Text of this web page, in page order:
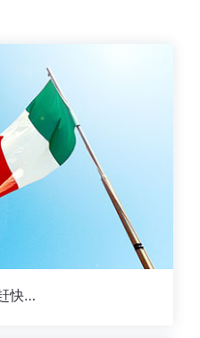
意大利VAT必备知识点，赶快收藏！